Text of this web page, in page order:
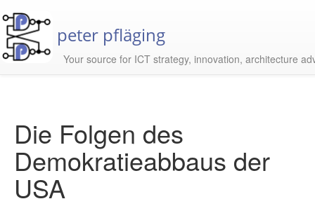
peter pfläging
Your source for ICT strategy, innovation, architecture
Die Folgen des
Demokratieabbaus der
USA